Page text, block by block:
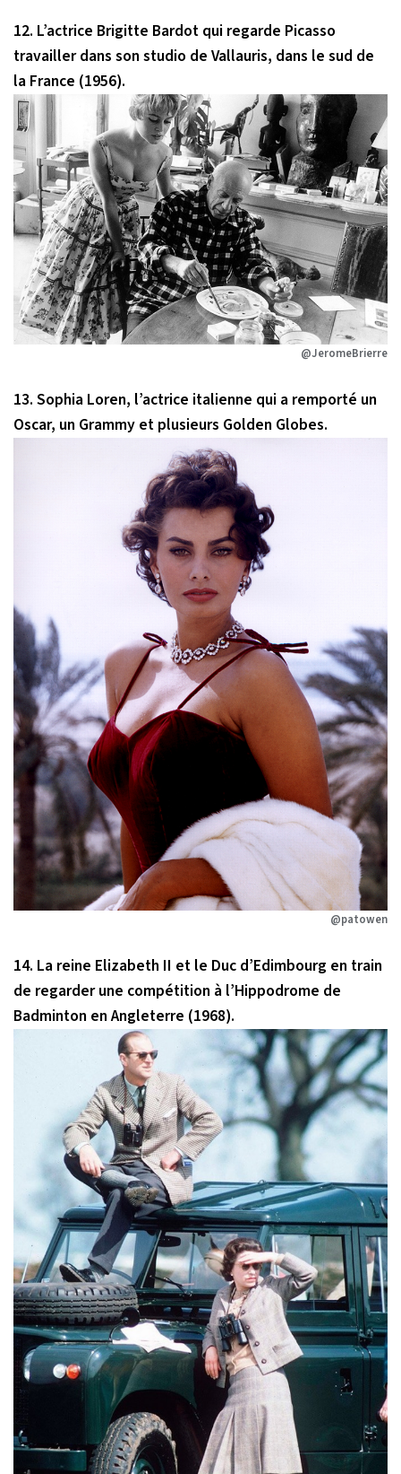
12. L’actrice Brigitte Bardot qui regarde Picasso
travailler dans son studio de Vallauris, dans le sud de
la France (1956).
@JeromeBrierre
13. Sophia Loren, l’actrice italienne qui a remporté un
Oscar, un Grammy et plusieurs Golden Globes.
@patowen
14. La reine Elizabeth II et le Duc d’Edimbourg en train
de regarder une compétition à l’Hippodrome de
Badminton en Angleterre (1968).